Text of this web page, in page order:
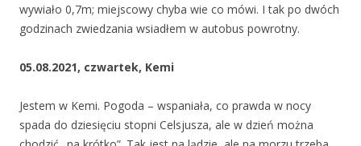
wywiało 0,7m; miejscowy chyba wie co mówi. I tak po dwóch
godzinach zwiedzania wsiadłem w autobus powrotny.
05.08.2021, czwartek, Kemi
Jestem w Kemi. Pogoda – wspaniała, co prawda w nocy
spada do dziesięciu stopni Celsjusza, ale w dzień można